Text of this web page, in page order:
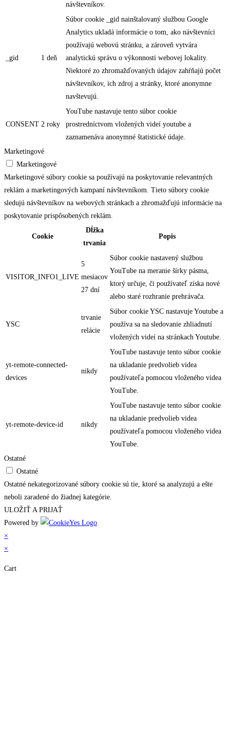
návštevníkov.
_gid 1 deň
Súbor cookie _gid nainštalovaný službou Google
Analytics ukladá informácie o tom, ako návštevníci
používajú webovú stránku, a zároveň vytvára
analytickú správu o výkonnosti webovej lokality.
Niektoré zo zhromažďovaných údajov zahŕňajú počet
návštevníkov, ich zdroj a stránky, ktoré anonymne
navštevujú.
CONSENT 2 roky
YouTube nastavuje tento súbor cookie
prostredníctvom vložených videí youtube a
zaznamenáva anonymné štatistické údaje.
Marketingové
Marketingové
Marketingové súbory cookie sa používajú na poskytovanie relevantných
reklám a marketingových kampaní návštevníkom. Tieto súbory cookie
sledujú návštevníkov na webových stránkach a zhromažďujú informácie na
poskytovanie prispôsobených reklám.
Cookie
Dĺžka
trvania
Popis
VISITOR_INFO1_LIVE
5
mesiacov
27 dní
Súbor cookie nastavený službou
YouTube na meranie šírky pásma,
ktorý určuje, či používateľ získa nové
alebo staré rozhranie prehrávača.
YSC
trvanie
relácie
Súbor cookie YSC nastavuje Youtube a
používa sa na sledovanie zhliadnutí
vložených videí na stránkach Youtube.
yt-remote-connected-
devices
nikdy
YouTube nastavuje tento súbor cookie
na ukladanie predvolieb videa
používateľa pomocou vloženého videa
YouTube.
yt-remote-device-id nikdy
YouTube nastavuje tento súbor cookie
na ukladanie predvolieb videa
používateľa pomocou vloženého videa
YouTube.
Ostatné
Ostatné
Ostatné nekategorizované súbory cookie sú tie, ktoré sa analyzujú a ešte
neboli zaradené do žiadnej kategórie.
ULOŽIŤ A PRIJAŤ
Powered by
×
×
Cart